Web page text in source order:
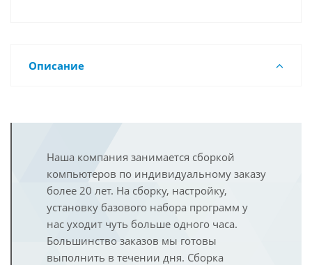
Описание
Наша компания занимается сборкой
компьютеров по индивидуальному заказу
более 20 лет. На сборку, настройку,
установку базового набора программ у
нас уходит чуть больше одного часа.
Большинство заказов мы готовы
выполнить в течении дня. Сборка